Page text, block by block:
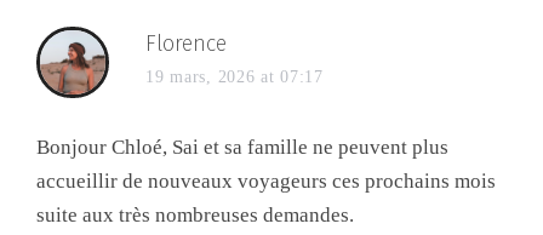
Florence
19 mars, 2026 at 07:17
Bonjour Chloé, Sai et sa famille ne peuvent plus
accueillir de nouveaux voyageurs ces prochains mois
suite aux très nombreuses demandes.